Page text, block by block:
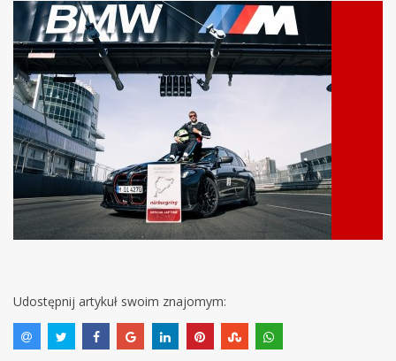
Udostępnij artykuł swoim znajomym: